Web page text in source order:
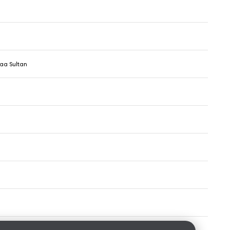
Sultan